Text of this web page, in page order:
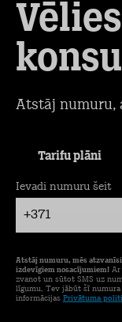
Vēlies
Atstāj numuru,
Tarifu plāni
+371
Ievadi numuru šeit
Atstāj numuru, mēs
izdevīgiem nosacījumiem! Ar
zvanot un sūtot SMS uz
līgumu, Tev jābūt šī numura
informācijas Privātuma